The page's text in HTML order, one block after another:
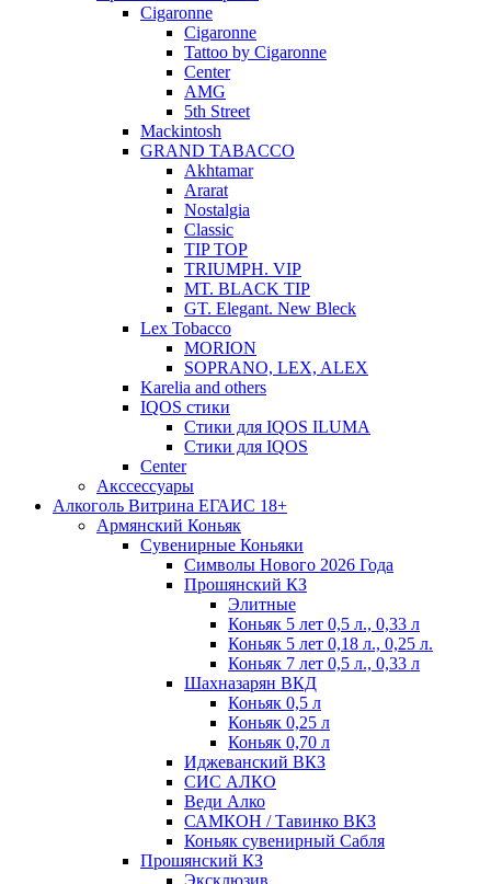
Cigaronne
Cigaronne
Tattoo by Cigaronne
Center
AMG
5th Street
Mackintosh
GRAND TABACCO
Akhtamar
Ararat
Nostalgia
Classic
TIP TOP
TRIUMPH. VIP
MT. BLACK TIP
GT. Elegant. New Bleck
Lex Tobacco
MORION
SOPRANO, LEX, ALEX
Karelia and others
IQOS стики
Стики для IQOS ILUMA
Стики для IQOS
Сenter
Акссессуары
Алкоголь Витрина ЕГАИС 18+
Армянский Коньяк
Сувенирные Коньяки
Символы Нового 2026 Года
Прошянский КЗ
Элитные
Коньяк 5 лет 0,5 л., 0,33 л
Коньяк 5 лет 0,18 л., 0,25 л.
Коньяк 7 лет 0,5 л., 0,33 л
Шахназарян ВКД
Коньяк 0,5 л
Коньяк 0,25 л
Коньяк 0,70 л
Иджеванский ВКЗ
СИС АЛКО
Веди Алко
САМКОН / Тавинко ВКЗ
Коньяк сувенирный Сабля
Прошянский КЗ
Эксклюзив